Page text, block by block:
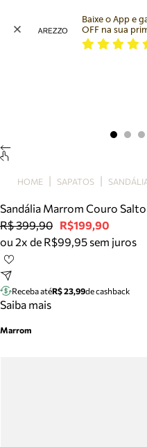
Bolsa
Tamanco
Tênis
Mule
Tire dúvidas sobre
Baixe o App e
OFF na sua
HOME SAPATOS
Sandália Marrom Couro
R$ 399,90 R$199,90
ou 2x de R$99,95 sem juros
Receba atéR$ 23,99de cashback
Saiba mais
Marrom